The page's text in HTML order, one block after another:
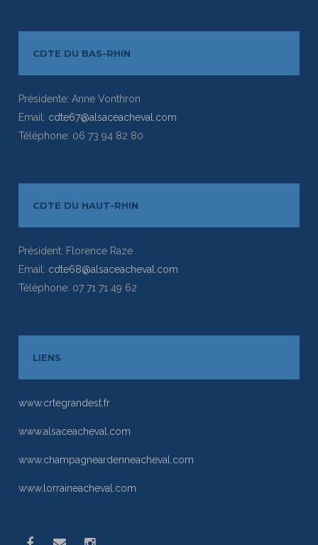
CDTE DU BAS-RHIN
Présidente: Anne Vonthron
Email: cdte67@alsaceacheval.com
Téléphone: 06 73 94 82 80
CDTE DU HAUT-RHIN
Président: Florence Raze
Email: cdte68@alsaceacheval.com
Téléphone: 07 71 71 49 62
LIENS
www.crtegrandest.fr
www.alsaceacheval.com
www.champagneardenneacheval.com
www.lorraineacheval.com